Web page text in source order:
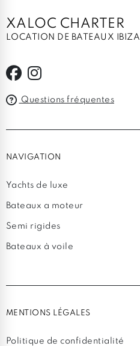
XALOC CHARTER
LOCATION DE BATEAUX IBIZA
Questions fréquentes
NAVIGATION
Yachts de luxe
Bateaux a moteur
Semi rigides
Bateaux à voile
MENTIONS LÉGALES
Politique de confidentialité